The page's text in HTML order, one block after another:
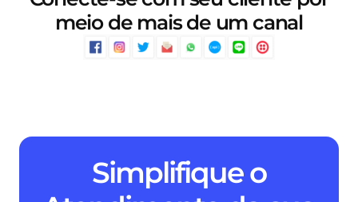
meio de mais de um canal
Simplifique o